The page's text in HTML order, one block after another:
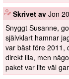
Skrivet av Jon
Snyggt Susanne,
självklart hamnar
var bäst före 2011,
direkt illa, men
paket var lite väl